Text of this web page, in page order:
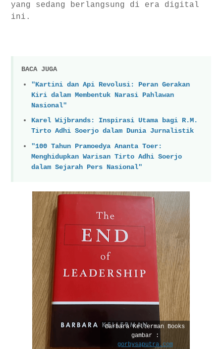
yang sedang berlangsung di era digital
ini.
BACA JUGA
"Kartini dan Api Revolusi: Peran Gerakan
Kiri dalam Membentuk Narasi Pahlawan
Nasional"
Karel Wijbrands: Inspirasi Utama bagi R.M.
Tirto Adhi Soerjo dalam Dunia Jurnalistik
"100 Tahun Pramoedya Ananta Toer:
Menghidupkan Warisan Tirto Adhi Soerjo
dalam Sejarah Pers Nasional"
Barbara Kellerman Books
gambar :
gorbysaputra.com